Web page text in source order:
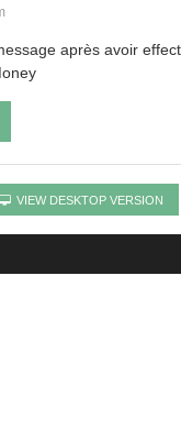
après avoir
VIEW DESKTOP VERSION